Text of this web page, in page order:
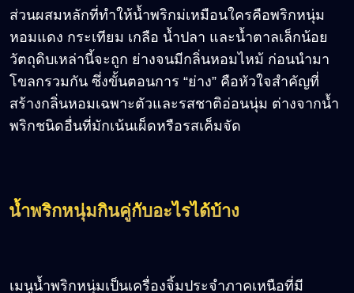
ส่วนผสมหลักที่ทำให้น้ำพริกม่เหมือนใครคือพริกหนุ่ม
หอมแดง กระเทียม เกลือ น้ำปลา และน้ำตาลเล็กน้อย
วัตถุดิบเหล่านี้จะถูก ย่างจนมีกลิ่นหอมไหม้ ก่อนนำมา
โขลกรวมกัน ซึ่งขั้นตอนการ “ย่าง” คือหัวใจสำคัญที่
สร้างกลิ่นหอมเฉพาะตัวและรสชาติอ่อนนุ่ม ต่างจากน้ำ
พริกชนิดอื่นที่มักเน้นเผ็ดหรือรสเค็มจัด
น้ำพริกหนุ่มกินคู่กับอะไรได้บ้าง
เมนูน้ำพริกหนุ่มเป็นเครื่องจิ้มประจำภาคเหนือที่มี